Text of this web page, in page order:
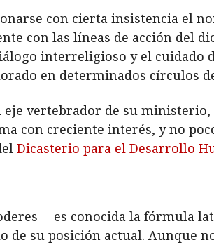
con cierta insistencia el
con las líneas de acción del
interreligioso y el cuidado
en determinados círculos
eje vertebrador de su
con creciente interés, y no
Dicasterio para el Desarrollo
es conocida la fórmula
su posición actual. Aunque